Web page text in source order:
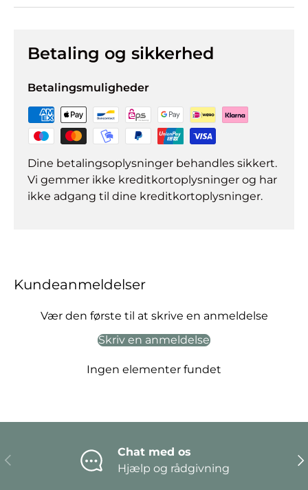
Betaling og sikkerhed
Betalingsmuligheder
Dine betalingsoplysninger behandles sikkert.
Vi gemmer ikke kreditkortoplysninger og har
ikke adgang til dine kreditkortoplysninger.
Kundeanmeldelser
Vær den første til at skrive en anmeldelse
Skriv en anmeldelse
Ingen elementer fundet
Forrige
Chat med os
Hjælp og rådgivning